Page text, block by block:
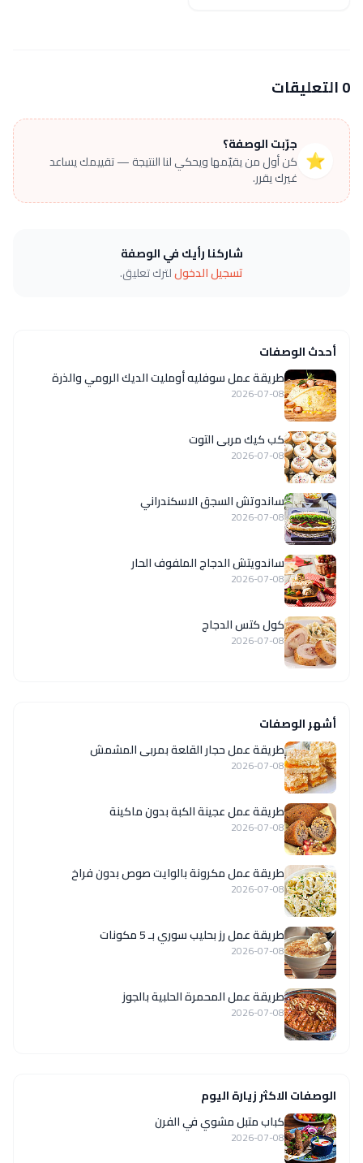
0 التعليقات
⭐
جرّبت الوصفة؟
كن أول من يقيّمها ويحكي لنا النتيجة — تقييمك يساعد
غيرك يقرر.
شاركنا رأيك في الوصفة
تسجيل الدخوللترك تعليق.
أحدث الوصفات
طريقة عمل سوفليه أومليت الديك الرومي والذرة
2026-07-08
كب كيك مربى التوت
2026-07-08
ساندوتش السجق الاسكندراني
2026-07-08
ساندويتش الدجاج الملفوف الحار
2026-07-08
كول كتس الدجاج
2026-07-08
أشهر الوصفات
طريقة عمل حجار القلعة بمربى المشمش
2026-07-08
طريقة عمل عجينة الكبة بدون ماكينة
2026-07-08
طريقة عمل مكرونة بالوايت صوص بدون فراخ
2026-07-08
طريقة عمل رز بحليب سوري بـ 5 مكونات
2026-07-08
طريقة عمل المحمرة الحلبية بالجوز
2026-07-08
الوصفات الاكثر زيارة اليوم
كباب متبل مشوي في الفرن
2026-07-08